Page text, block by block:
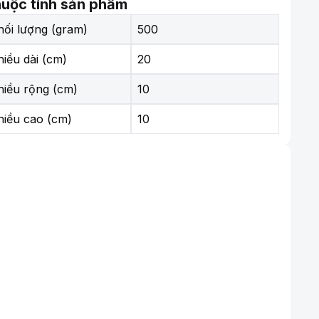
tính sản phẩm
lượng (gram) 500
dài (cm) 20
rộng (cm) 10
cao (cm) 10